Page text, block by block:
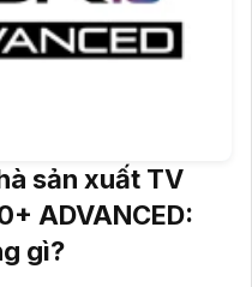
sản xuất TV
ADVANCED:
gì?